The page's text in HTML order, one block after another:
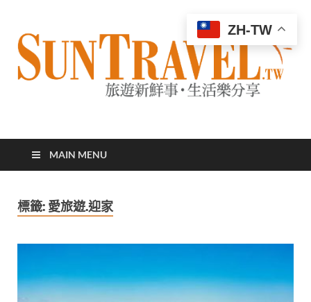
太陽網
MAIN MENU
標籤: 愛旅遊.迎家
ZH-TW